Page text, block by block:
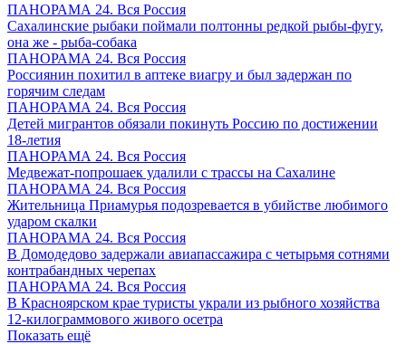
ПАНОРАМА 24. Вся Россия
Сахалинские рыбаки поймали полтонны редкой рыбы-фугу,
она же - рыба-собака
ПАНОРАМА 24. Вся Россия
Россиянин похитил в аптеке виагру и был задержан по
горячим следам
ПАНОРАМА 24. Вся Россия
Детей мигрантов обязали покинуть Россию по достижении
18-летия
ПАНОРАМА 24. Вся Россия
Медвежат-попрошаек удалили с трассы на Сахалине
ПАНОРАМА 24. Вся Россия
Жительница Приамурья подозревается в убийстве любимого
ударом скалки
ПАНОРАМА 24. Вся Россия
В Домодедово задержали авиапассажира с четырьмя сотнями
контрабандных черепах
ПАНОРАМА 24. Вся Россия
В Красноярском крае туристы украли из рыбного хозяйства
12-килограммового живого осетра
Показать ещё